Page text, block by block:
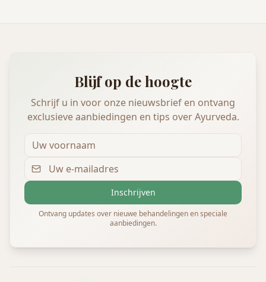
Blijf op de hoogte
Schrijf u in voor onze nieuwsbrief en ontvang
exclusieve aanbiedingen en tips over Ayurveda.
Inschrijven
Ontvang updates over nieuwe behandelingen en speciale
aanbiedingen.